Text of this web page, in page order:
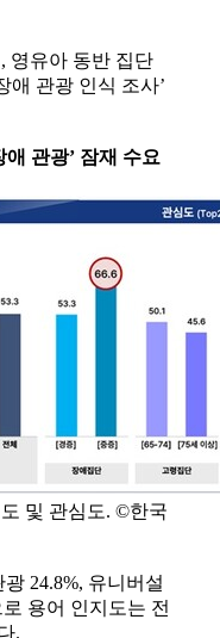
영유아 동반 집단
애 관광 인식 조사’
관광’ 잠재 수요
및 관심도. ©한국
24.8%, 유니버설
용어 인지도는 전
.